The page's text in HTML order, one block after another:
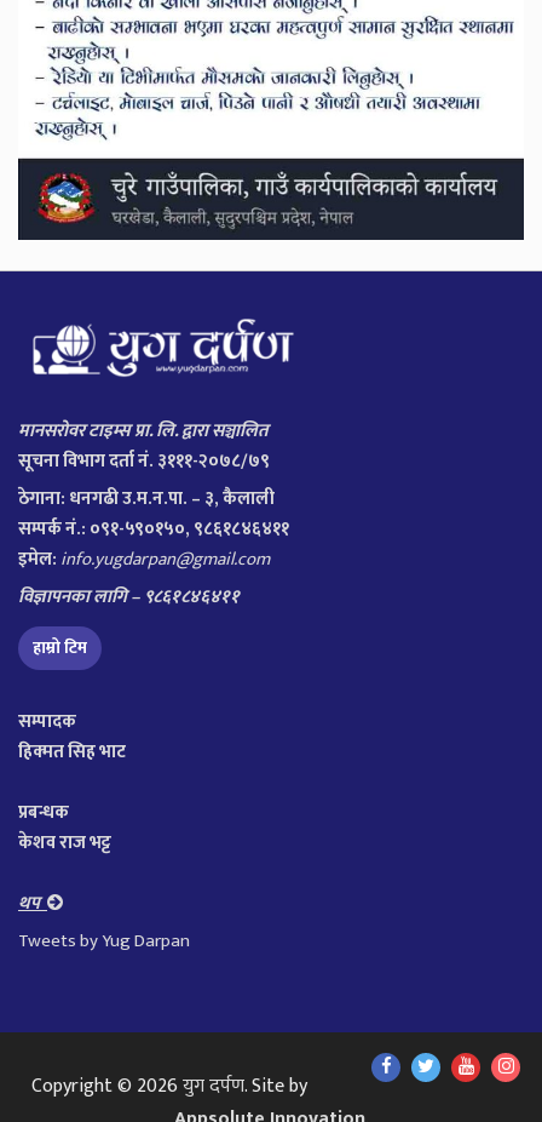
मानसरोवर टाइम्स प्रा. लि. द्वारा सञ्चालित
सूचना विभाग दर्ता नं. ३१११-२०७८/७९
ठेगाना: धनगढी उ.म.न.पा. – ३, कैलाली
सम्पर्क नं.: ०९१-५९०१५०, ९८६१८४६४११
इमेल: info.yugdarpan@gmail.com
विज्ञापनका लागि – ९८६१८४६४११
हाम्रो टिम
सम्पादक
हिक्मत सिह भाट
प्रबन्धक
केशव राज भट्ट
थप
Tweets by Yug Darpan
Find Find Find
Copyright © 2026युग दर्पण. Site by